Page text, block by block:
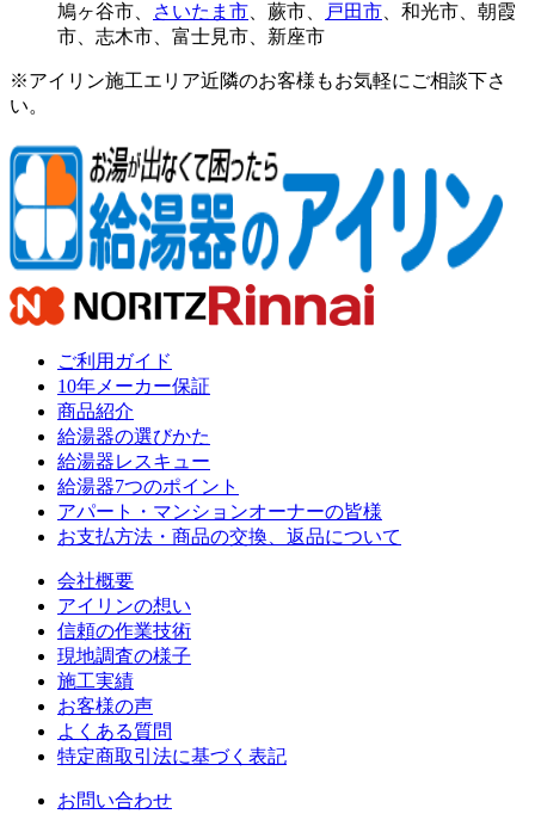
鳩ヶ谷市
さいたま市 蕨市 戸田市 和光市
朝霞
市
志木市 富士見市 新座市
※アイリン施工エリア近隣のお客様もお気軽にご相談下さ
い。
ご利用ガイド
10年メーカー保証
商品紹介
給湯器の選びかた
給湯器レスキュー
給湯器7つのポイント
アパート・マンションオーナーの皆様
お支払方法・商品の交換、返品について
会社概要
アイリンの想い
信頼の作業技術
現地調査の様子
施工実績
お客様の声
よくある質問
特定商取引法に基づく表記
お問い合わせ